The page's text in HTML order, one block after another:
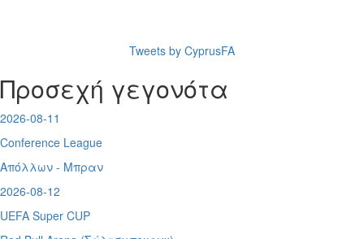
Tweets by CyprusFA
Προσεχή γεγονότα
2026-08-11
Conference League
Απόλλων - Μπραν
2026-08-12
UEFA Super CUP